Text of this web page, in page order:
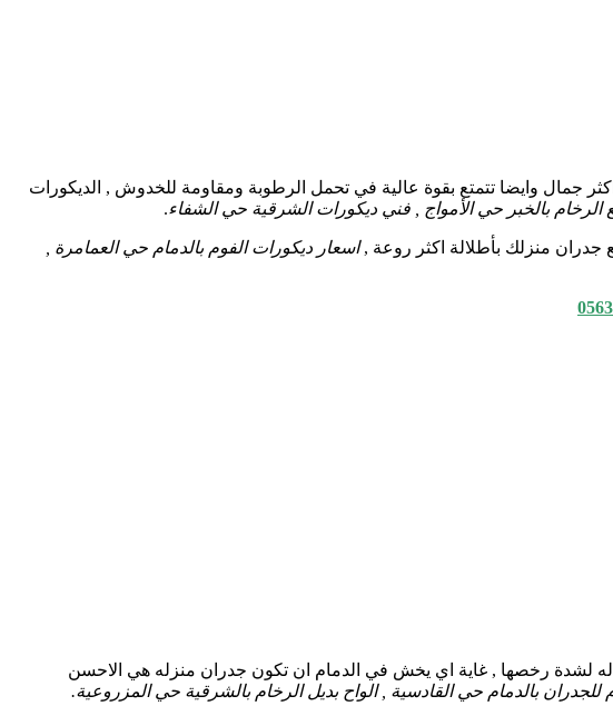
جمال وايضا تتمتع بقوة عالية في تحمل الرطوبة ومقاومة للخدوش , الديكورات
بالخبر حي الأمواج , فني ديكورات الشرقية حي الشفاء.
منزلك بأطلالة اكثر روعة ,اسعار ديكورات الفوم بالدمام حي العمامرة ,
لشدة رخصها , غاية اي يخش في الدمام ان تكون جدران منزله هي الاحسن
بالدمام حي القادسية , الواح بديل الرخام بالشرقية حي المزروعية.